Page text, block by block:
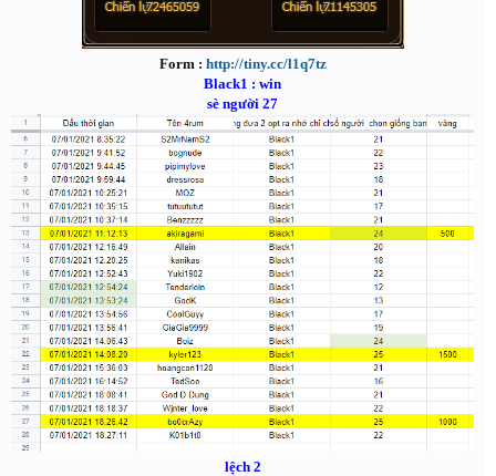
Form : http://tiny.cc/l1q7tz
Black1 : win
sè người 27
lệch 2